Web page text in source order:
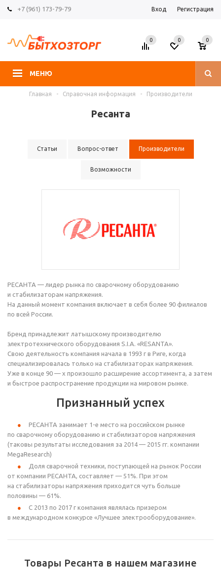
+7 (961) 173-79-79 Вход Регистрация
МЕНЮ
0 0 0
Главная - Справочная информация - Производители
Ресанта
Статьи Вопрос-ответ Производители
Возможности
РЕСАНТА — лидер рынка по сварочному оборудованию
и стабилизаторам напряжения.
На данный момент компания включает в себя более 90 филиалов
по всей России.
Бренд принадлежит латышскому производителю
электротехнического оборудования S.I.A. «RESANTA».
Свою деятельность компания начала в 1993 г в Риге, когда
специализировалась только на стабилизаторах напряжения.
Уже в конце 90 — х произошло расширение ассортимента, а затем
и быстрое распространение продукции на мировом рынке.
Признанный успех
РЕСАНТА занимает 1-е место на российском рынке
по сварочному оборудованию и стабилизаторов напряжения
(таковы результаты исследования за 2014 — 2015 гг. компании
MegaResearch)
Доля сварочной техники, поступающей на рынок России
от компании РЕСАНТА, составляет — 51%. При этом
на стабилизаторы напряжения приходится чуть больше
половины — 61%.
С 2013 по 2017 г компания являлась призером
в международном конкурсе «Лучшее электрооборудование».
Товары Ресанта в нашем магазине